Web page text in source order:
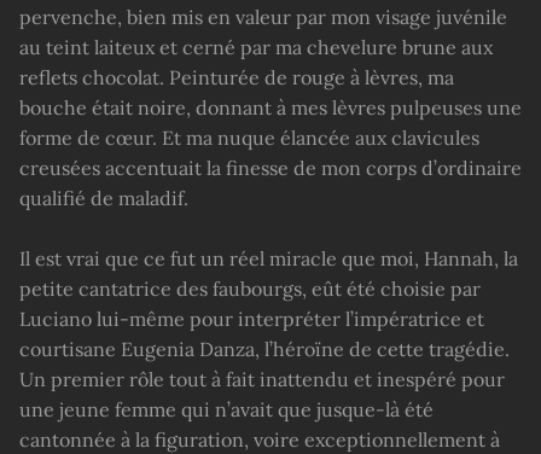
pervenche, bien mis en valeur par mon visage juvénile
au teint laiteux et cerné par ma chevelure brune aux
reflets chocolat. Peinturée de rouge à lèvres, ma
bouche était noire, donnant à mes lèvres pulpeuses une
forme de cœur. Et ma nuque élancée aux clavicules
creusées accentuait la finesse de mon corps d’ordinaire
qualifié de maladif.
Il est vrai que ce fut un réel miracle que moi, Hannah, la
petite cantatrice des faubourgs, eût été choisie par
Luciano lui-même pour interpréter l’impératrice et
courtisane Eugenia Danza, l’héroïne de cette tragédie.
Un premier rôle tout à fait inattendu et inespéré pour
une jeune femme qui n’avait que jusque-là été
cantonnée à la figuration, voire exceptionnellement à